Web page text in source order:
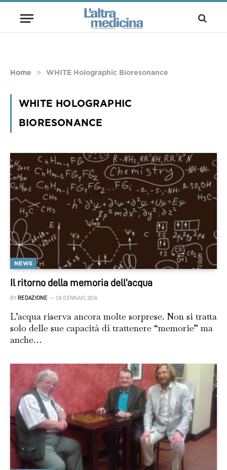
Home » WHITE Holographic Bioresonance
WHITE HOLOGRAPHIC
BIORESONANCE
NEWS
Il ritorno della memoria dell’acqua
BY REDAZIONE 28 GENNAIO 2016
L’acqua riserva ancora molte sorprese. Non si tratta
solo delle sue capacità di trattenere “memorie” ma
anche…